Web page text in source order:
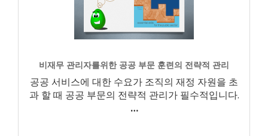
비재무 관리자를위한 공공 부문 훈련의 전략적 관리
공공 서비스에 대한 수요가 조직의 재정 자원을 초
과 할 때 공공 부문의 전략적 관리가 필수적입니다.
…